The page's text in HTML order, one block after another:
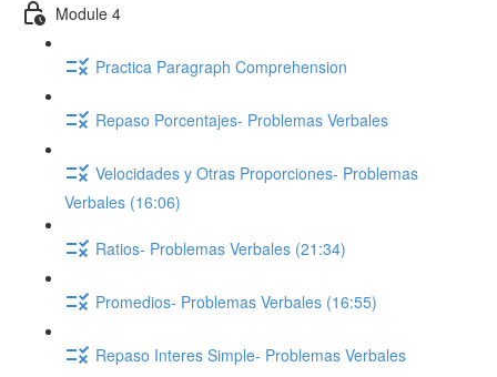
Module 4
Practica Paragraph Comprehension
Repaso Porcentajes- Problemas Verbales
Velocidades y Otras Proporciones- Problemas
Verbales (16:06)
Ratios- Problemas Verbales (21:34)
Promedios- Problemas Verbales (16:55)
Repaso Interes Simple- Problemas Verbales